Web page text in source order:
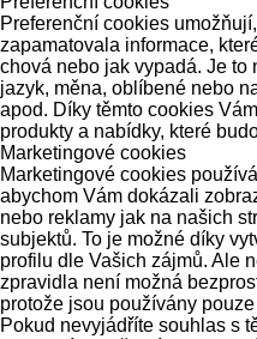
Preferenční cookies
zapamatovala informace,
chová nebo jak vypadá. Je to
jazyk, měna, oblíbené nebo
apod. Díky těmto cookies
produkty a nabídky, které
Marketingové cookies
Marketingové cookies
abychom Vám dokázali
nebo reklamy jak na našich
subjektů. To je možné díky
profilu dle Vašich zájmů. Ale
zpravidla není možná
protože jsou používány
Pokud nevyjádříte souhlas s